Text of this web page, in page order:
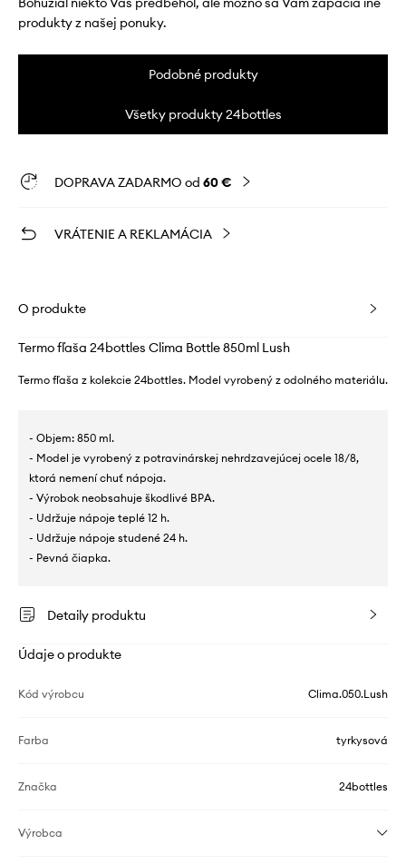
produkty z našej ponuky.
Podobné produkty
Všetky produkty 24bottles
DOPRAVA ZADARMO od 60 €
VRÁTENIE A REKLAMÁCIA
O produkte
Termo fľaša 24bottles Clima Bottle 850ml Lush
Termo fľaša z kolekcie 24bottles. Model vyrobený z odolného materiálu.
- Objem: 850 ml.
- Model je vyrobený z potravinárskej nehrdzavejúcej ocele 18/8,
ktorá nemení chuť nápoja.
- Výrobok neobsahuje škodlivé BPA.
- Udržuje nápoje teplé 12 h.
- Udržuje nápoje studené 24 h.
- Pevná čiapka.
Detaily produktu
Údaje o produkte
Kód výrobcu Clima.050.Lush
Farba tyrkysová
Značka 24bottles
Výrobca